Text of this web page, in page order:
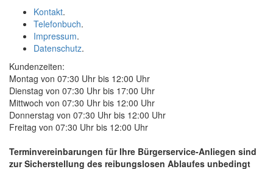
Kontakt.
Telefonbuch.
Impressum.
Datenschutz.
Kundenzeiten:
Montag von 07:30 Uhr bis 12:00 Uhr
Dienstag von 07:30 Uhr bis 17:00 Uhr
Mittwoch von 07:30 Uhr bis 12:00 Uhr
Donnerstag von 07:30 Uhr bis 12:00 Uhr
Freitag von 07:30 Uhr bis 12:00 Uhr
Terminvereinbarungen für Ihre Bürgerservice-Anliegen sind
zur Sicherstellung des reibungslosen Ablaufes unbedingt